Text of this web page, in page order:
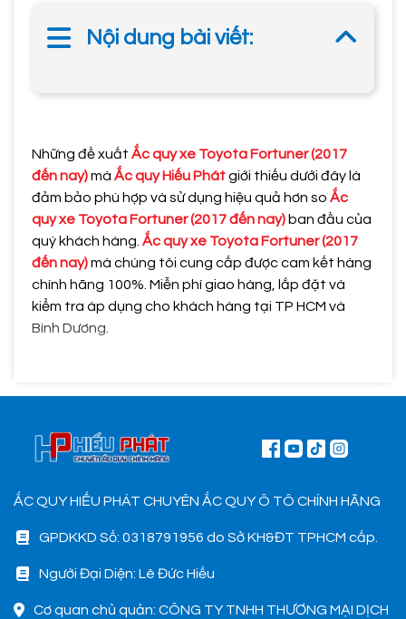
Nội dung bài viết:
Những đề xuất Ắc quy xe Toyota Fortuner (2017
đến nay)mà Ắc quy Hiếu Phátgiới thiếu dưới đây là
đảm bảo phù hợp và sử dụng hiệu quả hơn so Ắc
quy xe Toyota Fortuner (2017 đến nay) ban đầu của
quý khách hàng. Ắc quy xe Toyota Fortuner (2017
đến nay)mà chúng tôi cung cấp được cam kết hàng
chính hãng 100%. Miễn phí giao hàng, lắp đặt và
kiểm tra áp dụng cho khách hàng tại TP HCM và
Bình Dương.
ẮC QUY HIẾU PHÁT CHUYÊN ẮC QUY Ô TÔ CHÍNH HÃNG
GPDKKD Số: 0318791956 do Sở KH&ĐT TPHCM cấp.
Người Đại Diện: Lê Đức Hiếu
Cơ quan chủ quản: CÔNG TY TNHH THƯƠNG MẠI DỊCH